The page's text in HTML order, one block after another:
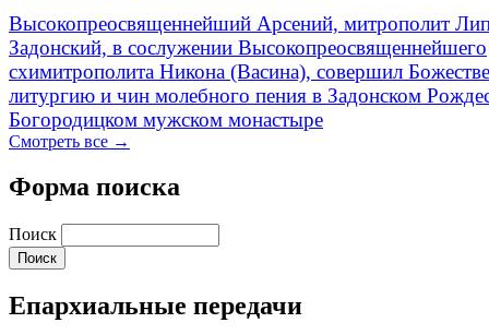
Высокопреосвященнейший Арсений, митрополит
Задонский, в сослужении Высокопреосвященнейшего
схимитрополита Никона (Васина), совершил
литургию и чин молебного пения в Задонском
Богородицком мужском монастыре
Смотреть все →
Форма поиска
Поиск
Епархиальные передачи